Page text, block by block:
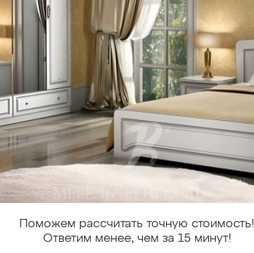
Поможем рассчитать точную стоимость!
Ответим менее, чем за 15 минут!